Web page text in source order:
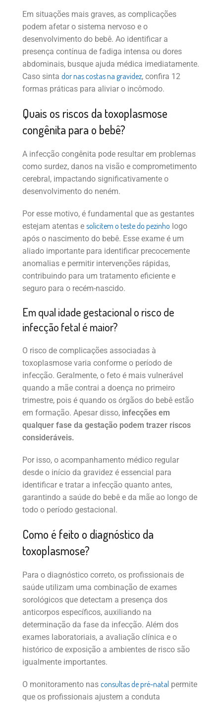
Em situações mais graves, as complicações
podem afetar o sistema nervoso e o
desenvolvimento do bebê. Ao identificar a
presença contínua de fadiga intensa ou dores
abdominais, busque ajuda médica imediatamente.
Caso sinta dor nas costas na gravidez, confira 12
formas práticas para aliviar o incômodo.
Quais os riscos da toxoplasmose
congênita para o bebê?
A infecção congênita pode resultar em problemas
como surdez, danos na visão e comprometimento
cerebral, impactando significativamente o
desenvolvimento do neném.
Por esse motivo, é fundamental que as gestantes
estejam atentas e solicitem o teste do pezinho logo
após o nascimento do bebê. Esse exame é um
aliado importante para identificar precocemente
anomalias e permitir intervenções rápidas,
contribuindo para um tratamento eficiente e
seguro para o recém-nascido.
Em qual idade gestacional o risco de
infecção fetal é maior?
O risco de complicações associadas à
toxoplasmose varia conforme o período de
infecção. Geralmente, o feto é mais vulnerável
quando a mãe contrai a doença no primeiro
trimestre, pois é quando os órgãos do bebê estão
em formação. Apesar disso, infecções em
qualquer fase da gestação podem trazer riscos
consideráveis.
Por isso, o acompanhamento médico regular
desde o início da gravidez é essencial para
identificar e tratar a infecção quanto antes,
garantindo a saúde do bebê e da mãe ao longo de
todo o período gestacional.
Como é feito o diagnóstico da
toxoplasmose?
Para o diagnóstico correto, os profissionais de
saúde utilizam uma combinação de exames
sorológicos que detectam a presença dos
anticorpos específicos, auxiliando na
determinação da fase da infecção. Além dos
exames laboratoriais, a avaliação clínica e o
histórico de exposição a ambientes de risco são
igualmente importantes.
O monitoramento nas consultas de pré-natal permite
que os profissionais ajustem a conduta